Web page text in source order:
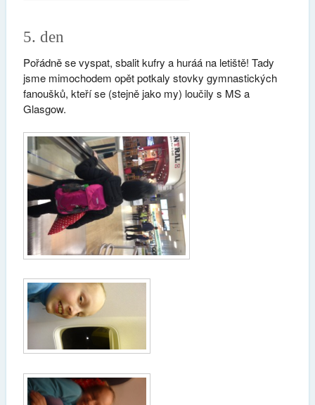
5. den
Pořádně se vyspat, sbalit kufry a huráá na letiště! Tady
jsme mimochodem opět potkaly stovky gymnastických
fanoušků, kteří se (stejně jako my) loučily s MS a
Glasgow.